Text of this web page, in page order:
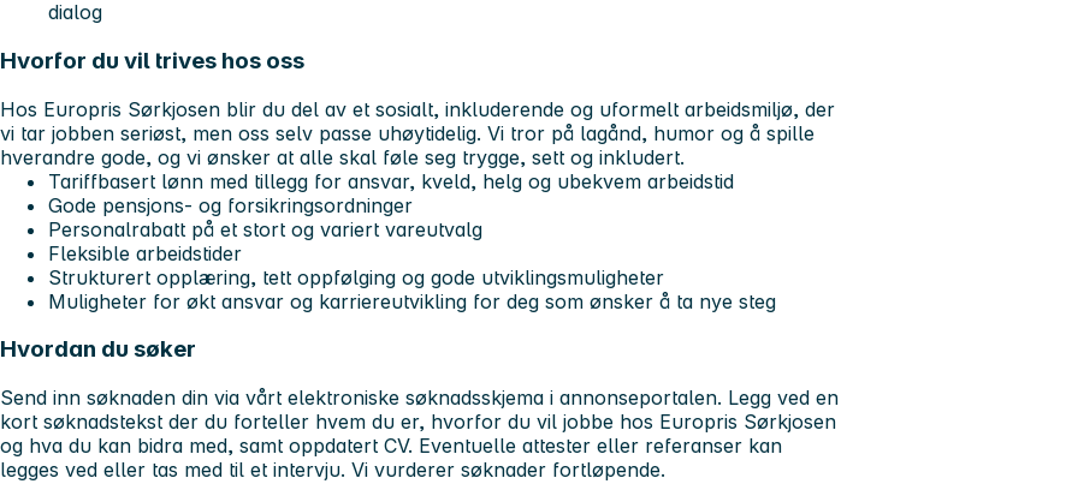
dialog
Hvorfor du vil trives hos oss
Hos Europris Sørkjosen blir du del av et sosialt, inkluderende og uformelt arbeidsmiljø, der
vi tar jobben seriøst, men oss selv passe uhøytidelig. Vi tror på lagånd, humor og å spille
hverandre gode, og vi ønsker at alle skal føle seg trygge, sett og inkludert.
Tariffbasert lønn med tillegg for ansvar, kveld, helg og ubekvem arbeidstid
Gode pensjons- og forsikringsordninger
Personalrabatt på et stort og variert vareutvalg
Fleksible arbeidstider
Strukturert opplæring, tett oppfølging og gode utviklingsmuligheter
Muligheter for økt ansvar og karriereutvikling for deg som ønsker å ta nye steg
Hvordan du søker
Send inn søknaden din via vårt elektroniske søknadsskjema i annonseportalen. Legg ved en
kort søknadstekst der du forteller hvem du er, hvorfor du vil jobbe hos Europris Sørkjosen
og hva du kan bidra med, samt oppdatert CV. Eventuelle attester eller referanser kan
legges ved eller tas med til et intervju. Vi vurderer søknader fortløpende.